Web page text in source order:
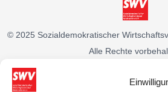
© 2025 Sozialdemokratischer
Alle Rechte